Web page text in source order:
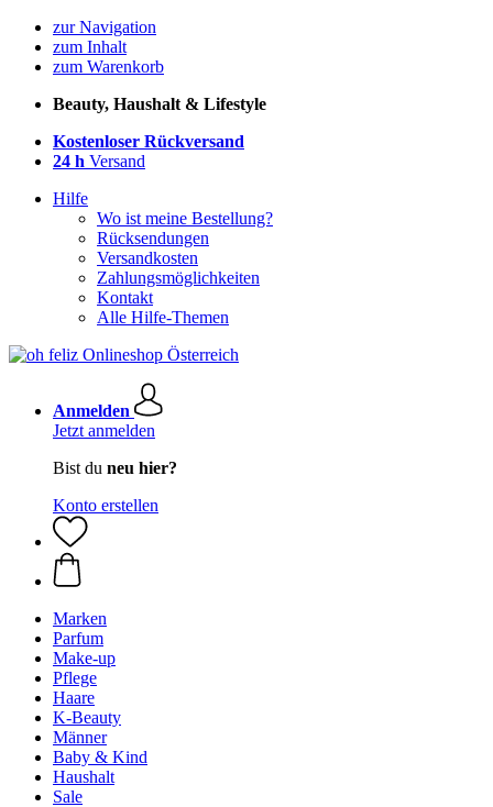
zur Navigation
zum Inhalt
zum Warenkorb
Beauty, Haushalt & Lifestyle
Kostenloser Rückversand
24 h Versand
Hilfe
Wo ist meine Bestellung?
Rücksendungen
Versandkosten
Zahlungsmöglichkeiten
Kontakt
Alle Hilfe-Themen
Anmelden
Jetzt anmelden
Bist du neu hier?
Konto erstellen
Marken
Parfum
Make-up
Pflege
Haare
K-Beauty
Männer
Baby & Kind
Haushalt
Sale